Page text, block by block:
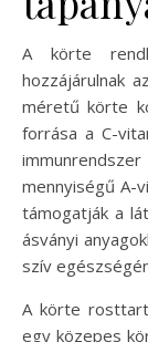
A körte
hozzájárulnak
méretű körte
forrása a C-
mennyiségű A-
támogatják a
ásványi
szív
A körte
egy közepes